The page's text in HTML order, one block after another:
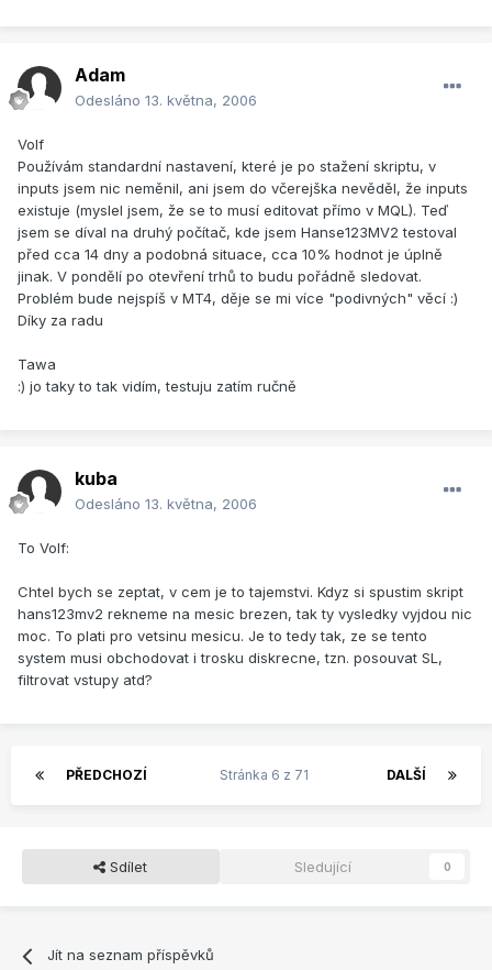
Adam
Odesláno 13. května, 2006
Volf
Používám standardní nastavení, které je po stažení skriptu, v
inputs jsem nic neměnil, ani jsem do včerejška nevěděl, že inputs
existuje (myslel jsem, že se to musí editovat přímo v MQL). Teď
jsem se díval na druhý počítač, kde jsem Hanse123MV2 testoval
před cca 14 dny a podobná situace, cca 10% hodnot je úplně
jinak. V pondělí po otevření trhů to budu pořádně sledovat.
Problém bude nejspíš v MT4, děje se mi více "podivných" věcí :)
Díky za radu
Tawa
:) jo taky to tak vidím, testuju zatím ručně
kuba
Odesláno 13. května, 2006
To Volf:
Chtel bych se zeptat, v cem je to tajemstvi. Kdyz si spustim skript
hans123mv2 rekneme na mesic brezen, tak ty vysledky vyjdou nic
moc. To plati pro vetsinu mesicu. Je to tedy tak, ze se tento
system musi obchodovat i trosku diskrecne, tzn. posouvat SL,
filtrovat vstupy atd?
PŘEDCHOZÍ DALŠÍ
Stránka 6 z 71
Sdílet Sledující 0
Jít na seznam příspěvků